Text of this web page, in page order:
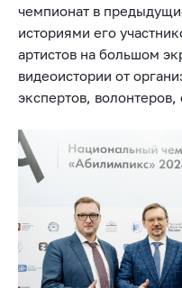
чемпионат в
историями его
артистов на большом
видеоистории от
экспертов,